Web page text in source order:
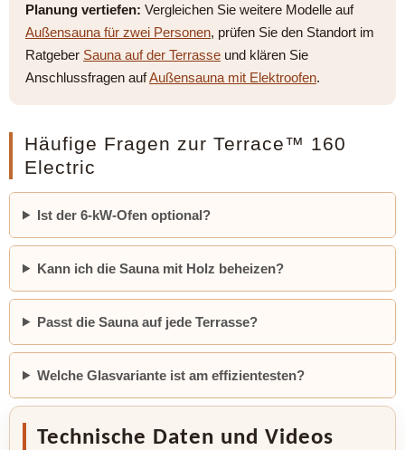
Planung vertiefen: Vergleichen Sie weitere Modelle auf
Außensauna für zwei Personen, prüfen Sie den Standort im
Ratgeber Sauna auf der Terrasse und klären Sie
Anschlussfragen aufAußensauna mit Elektroofen.
Häufige Fragen zur Terrace™ 160
Electric
Ist der 6-kW-Ofen optional?
Kann ich die Sauna mit Holz beheizen?
Passt die Sauna auf jede Terrasse?
Welche Glasvariante ist am effizientesten?
Technische Daten und Videos